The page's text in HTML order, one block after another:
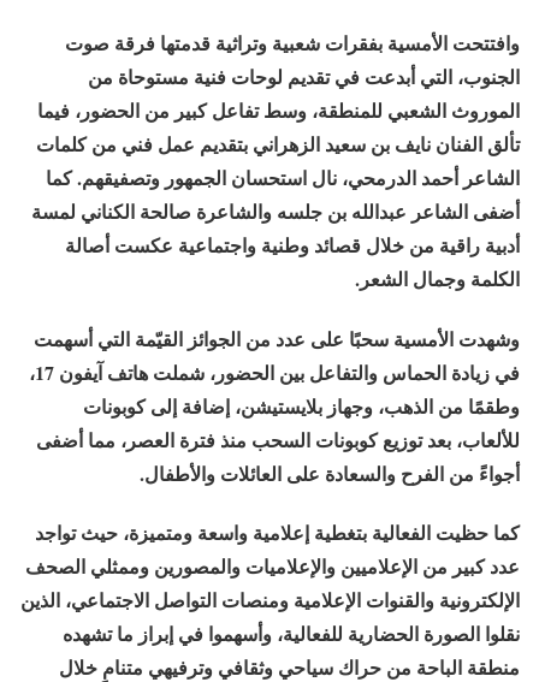
وافتتحت الأمسية بفقرات شعبية وتراثية قدمتها فرقة صوت
الجنوب، التي أبدعت في تقديم لوحات فنية مستوحاة من
الموروث الشعبي للمنطقة، وسط تفاعل كبير من الحضور، فيما
تألق الفنان نايف بن سعيد الزهراني بتقديم عمل فني من كلمات
الشاعر أحمد الدرمحي، نال استحسان الجمهور وتصفيقهم. كما
أضفى الشاعر عبدالله بن جلسه والشاعرة صالحة الكناني لمسة
أدبية راقية من خلال قصائد وطنية واجتماعية عكست أصالة
الكلمة وجمال الشعر.
وشهدت الأمسية سحبًا على عدد من الجوائز القيّمة التي أسهمت
في زيادة الحماس والتفاعل بين الحضور، شملت هاتف آيفون 17،
وطقمًا من الذهب، وجهاز بلايستيشن، إضافة إلى كوبونات
للألعاب، بعد توزيع كوبونات السحب منذ فترة العصر، مما أضفى
أجواءً من الفرح والسعادة على العائلات والأطفال.
كما حظيت الفعالية بتغطية إعلامية واسعة ومتميزة، حيث تواجد
عدد كبير من الإعلاميين والإعلاميات والمصورين وممثلي الصحف
الإلكترونية والقنوات الإعلامية ومنصات التواصل الاجتماعي، الذين
نقلوا الصورة الحضارية للفعالية، وأسهموا في إبراز ما تشهده
منطقة الباحة من حراك سياحي وثقافي وترفيهي متنامٍ خلال